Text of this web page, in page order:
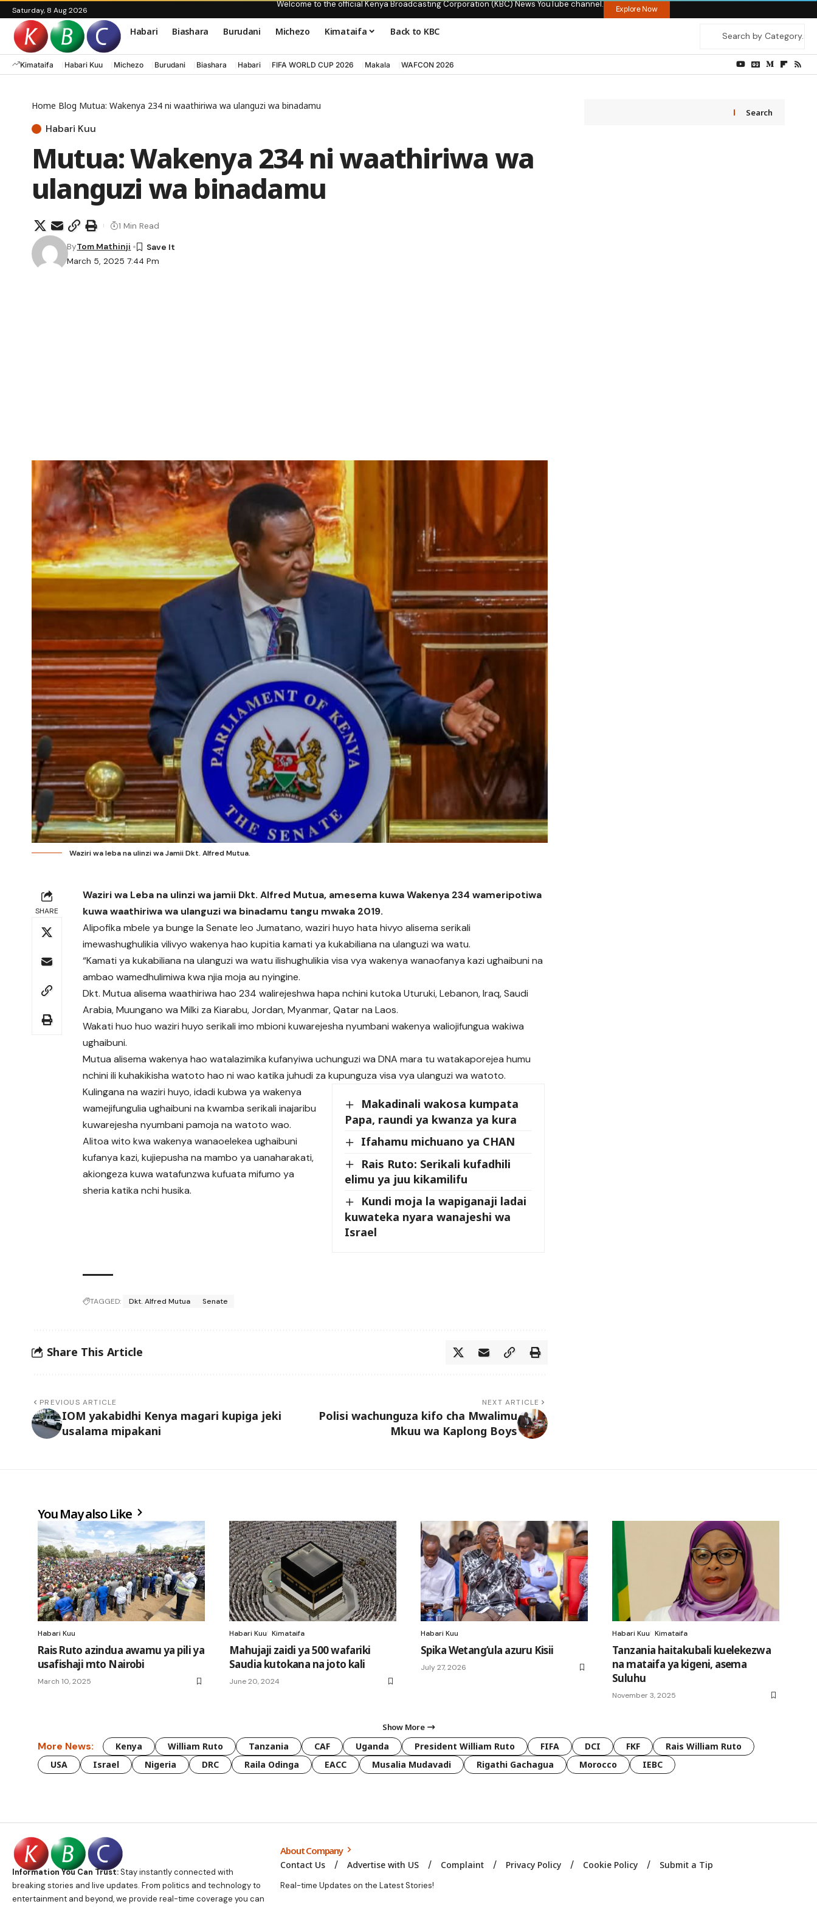
Saturday, 8 Aug 2026
Welcome to the official Kenya Broadcasting Corporation (KBC) News YouTube channel. Explore Now
Habari Biashara Burudani Michezo Kimataifa Back to KBC
Kimataifa Habari Kuu Michezo Burudani Biashara Habari FIFA WORLD CUP 2026 Makala WAFCON 2026
Home Blog Mutua: Wakenya 234 ni waathiriwa wa ulanguzi wa binadamu
Habari Kuu
Mutua: Wakenya 234 ni waathiriwa wa
ulanguzi wa binadamu
March 5, 2025 7:44 Pm
ByTom Mathinji
1 Min Read
Waziri wa leba na ulinzi wa Jamii Dkt. Alfred Mutua.
SHARE
Waziri wa Leba na ulinzi wa jamii Dkt. Alfred Mutua, amesema kuwa Wakenya 234 wameripotiwa
kuwa waathiriwa wa ulanguzi wa binadamu tangu mwaka 2019.
Alipofika mbele ya bunge la Senate leo Jumatano, waziri huyo hata hivyo alisema serikali
imewashughulikia vilivyo wakenya hao kupitia kamati ya kukabiliana na ulanguzi wa watu.
“Kamati ya kukabiliana na ulanguzi wa watu ilishughulikia visa vya wakenya wanaofanya kazi ughaibuni na
ambao wamedhulimiwa kwa njia moja au nyingine.
Dkt. Mutua alisema waathiriwa hao 234 walirejeshwa hapa nchini kutoka Uturuki, Lebanon, Iraq, Saudi
Arabia, Muungano wa Milki za Kiarabu, Jordan, Myanmar, Qatar na Laos.
Wakati huo huo waziri huyo serikali imo mbioni kuwarejesha nyumbani wakenya waliojifungua wakiwa
ughaibuni.
Mutua alisema wakenya hao watalazimika kufanyiwa uchunguzi wa DNA mara tu watakaporejea humu
nchini ili kuhakikisha watoto hao ni wao katika juhudi za kupunguza visa vya ulanguzi wa watoto.
Makadinali wakosa kumpata
Papa, raundi ya kwanza ya kura
Ifahamu michuano ya CHAN
Rais Ruto: Serikali kufadhili
elimu ya juu kikamilifu
Kundi moja la wapiganaji ladai
kuwateka nyara wanajeshi wa
Israel
Kulingana na waziri huyo, idadi kubwa ya wakenya
wamejifungulia ughaibuni na kwamba serikali inajaribu
kuwarejesha nyumbani pamoja na watoto wao.
Alitoa wito kwa wakenya wanaoelekea ughaibuni
kufanya kazi, kujiepusha na mambo ya uanaharakati,
akiongeza kuwa watafunzwa kufuata mifumo ya
sheria katika nchi husika.
TAGGED: Dkt. Alfred Mutua Senate
Share This Article
PREVIOUS ARTICLE
IOM yakabidhi Kenya magari kupiga jeki
usalama mipakani
NEXT ARTICLE
Polisi wachunguza kifo cha Mwalimu
Mkuu wa Kaplong Boys
Search
You May also Like
Habari Kuu
Rais Ruto azindua awamu ya pili ya
usafishaji mto Nairobi
March 10, 2025
Habari Kuu Kimataifa
Mahujaji zaidi ya 500 wafariki
Saudia kutokana na joto kali
June 20, 2024
Habari Kuu
Spika Wetang’ula azuru Kisii
July 27, 2026
Habari Kuu Kimataifa
Tanzania haitakubali kuelekezwa
na mataifa ya kigeni, asema
Suluhu
November 3, 2025
Show More
More News: Kenya William Ruto Tanzania CAF Uganda President William Ruto FIFA DCI FKF
Rais William Ruto
USA
Israel Nigeria DRC Raila Odinga EACC Musalia Mudavadi Rigathi Gachagua Morocco IEBC
Information You Can Trust:Stay instantly connected with
breaking stories and live updates. From politics and technology to
entertainment and beyond, we provide real-time coverage you can
About Company
Contact Us Advertise with US Complaint Privacy Policy Cookie Policy Submit a Tip
Real-time Updates on the Latest Stories!